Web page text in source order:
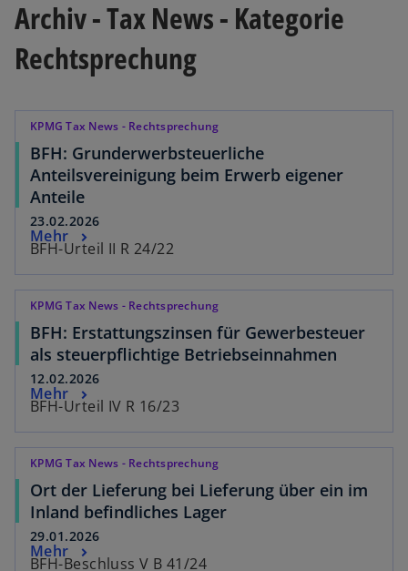
Archiv - Tax News - Kategorie
Rechtsprechung
KPMG Tax News - Rechtsprechung
BFH: Grunderwerbsteuerliche
Anteilsvereinigung beim Erwerb eigener
Anteile
23.02.2026
BFH-Urteil II R 24/22
Mehr
KPMG Tax News - Rechtsprechung
BFH: Erstattungszinsen für Gewerbesteuer
als steuerpflichtige Betriebseinnahmen
12.02.2026
BFH-Urteil IV R 16/23
Mehr
KPMG Tax News - Rechtsprechung
Ort der Lieferung bei Lieferung über ein im
Inland befindliches Lager
29.01.2026
BFH-Beschluss V B 41/24
Mehr